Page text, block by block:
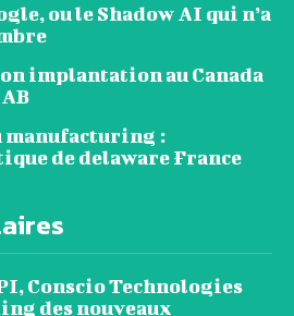
ou le Shadow AI qui n’a
implantation au Canada
manufacturing :
de delaware France
Conscio Technologies
des nouveaux